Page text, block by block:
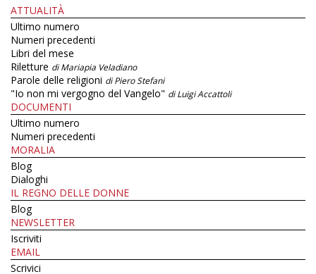
ATTUALITÀ
Ultimo numero
Numeri precedenti
Libri del mese
Riletture di Mariapia Veladiano
Parole delle religioni di Piero Stefani
"Io non mi vergogno del Vangelo" di Luigi Accattoli
DOCUMENTI
Ultimo numero
Numeri precedenti
MORALIA
Blog
Dialoghi
IL REGNO DELLE DONNE
Blog
NEWSLETTER
Iscriviti
EMAIL
Scrivici